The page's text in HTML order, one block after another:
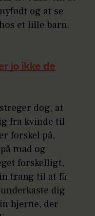
og at se
et lille barn.
jo ikke de
dog, at
fra kvinde til
forskel på,
mad og
forskelligt,
trang til at få
dig
hjerne, der